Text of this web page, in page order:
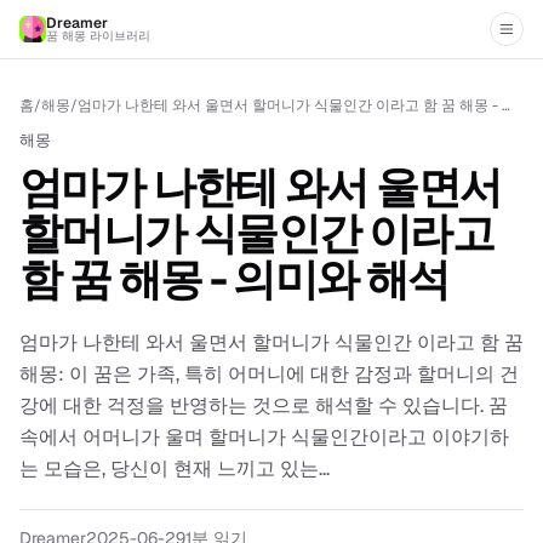
Dreamer
꿈 해몽 라이브러리
홈/해몽/ 엄마가 나한테 와서 울면서 할머니가 식물인간 이라고 함 꿈 해몽 - 의미와 해석
해몽
엄마가 나한테 와서 울면서
할머니가 식물인간 이라고
함 꿈 해몽 - 의미와 해석
엄마가 나한테 와서 울면서 할머니가 식물인간 이라고 함 꿈
해몽: 이 꿈은 가족, 특히 어머니에 대한 감정과 할머니의 건
강에 대한 걱정을 반영하는 것으로 해석할 수 있습니다. 꿈
속에서 어머니가 울며 할머니가 식물인간이라고 이야기하
는 모습은, 당신이 현재 느끼고 있는...
Dreamer2025-06-291분 읽기